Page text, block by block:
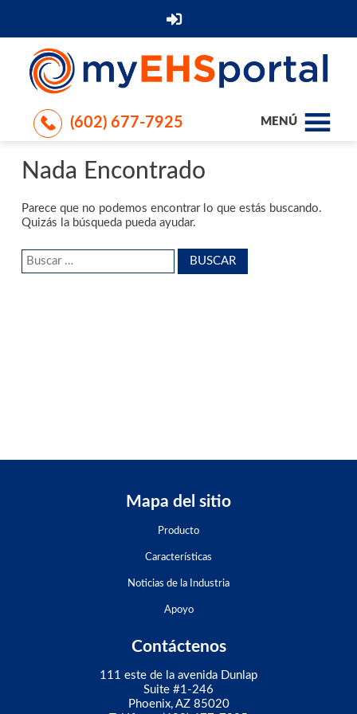
(602) 677-7925 MENÚ
Nada Encontrado
Parece que no podemos encontrar lo que estás buscando.
Quizás la búsqueda pueda ayudar.
Buscar:
Mapa del sitio
Producto
Características
Noticias de la Industria
Apoyo
Contáctenos
111 este de la avenida Dunlap
Suite #1-246
Phoenix, AZ 85020